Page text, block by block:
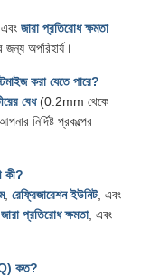
জারা প্রতিরোধ ক্ষমতা
জন্য অপরিহার্য।
করা যেতে পারে?
বেধ(0.2mm থেকে
নির্দিষ্ট প্রকল্পের
কী?
, রেফ্রিজারেশন ইউনিট, এবং
জারা প্রতিরোধ ক্ষমতা, এবং
কত?